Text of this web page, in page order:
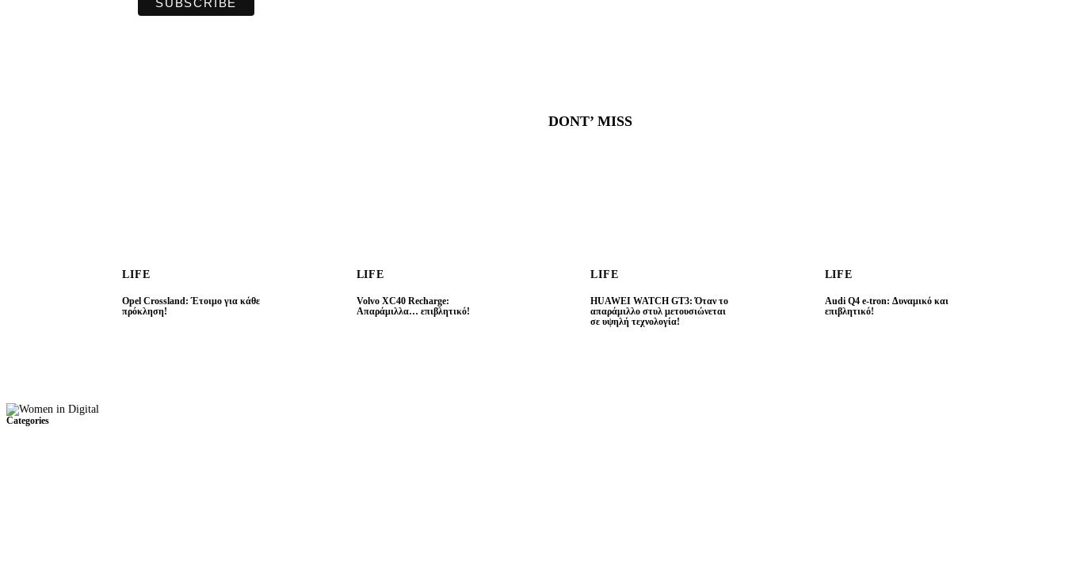
DONT’ MISS
LIFE
Opel Crossland: Έτοιμο για κάθε
πρόκληση!
LIFE
Volvo XC40 Recharge:
Απαράμιλλα… επιβλητικό!
LIFE
HUAWEI WATCH GT3: Όταν το
απαράμιλλο στυλ μετουσιώνεται
σε υψηλή τεχνολογία!
LIFE
Audi Q4 e-tron: Δυναμικό και
επιβλητικό!
Categories